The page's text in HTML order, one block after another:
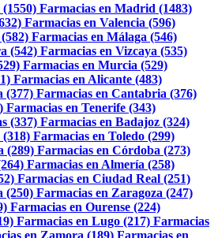
Farmacias en Madrid (1483)
Farmacias en Valencia (596)
Farmacias en Málaga (546)
(542) Farmacias en Vizcaya (535)
Farmacias en Murcia (529)
Farmacias en Alicante (483)
(377) Farmacias en Cantabria (376)
Farmacias en Tenerife (343)
(337) Farmacias en Badajoz (324)
Farmacias en Toledo (299)
(289) Farmacias en Córdoba (273)
Farmacias en Almería (258)
Farmacias en Ciudad Real (251)
(250) Farmacias en Zaragoza (247)
Farmacias en Ourense (224)
Farmacias en Lugo (217) Farmacias
en Zamora (189) Farmacias en